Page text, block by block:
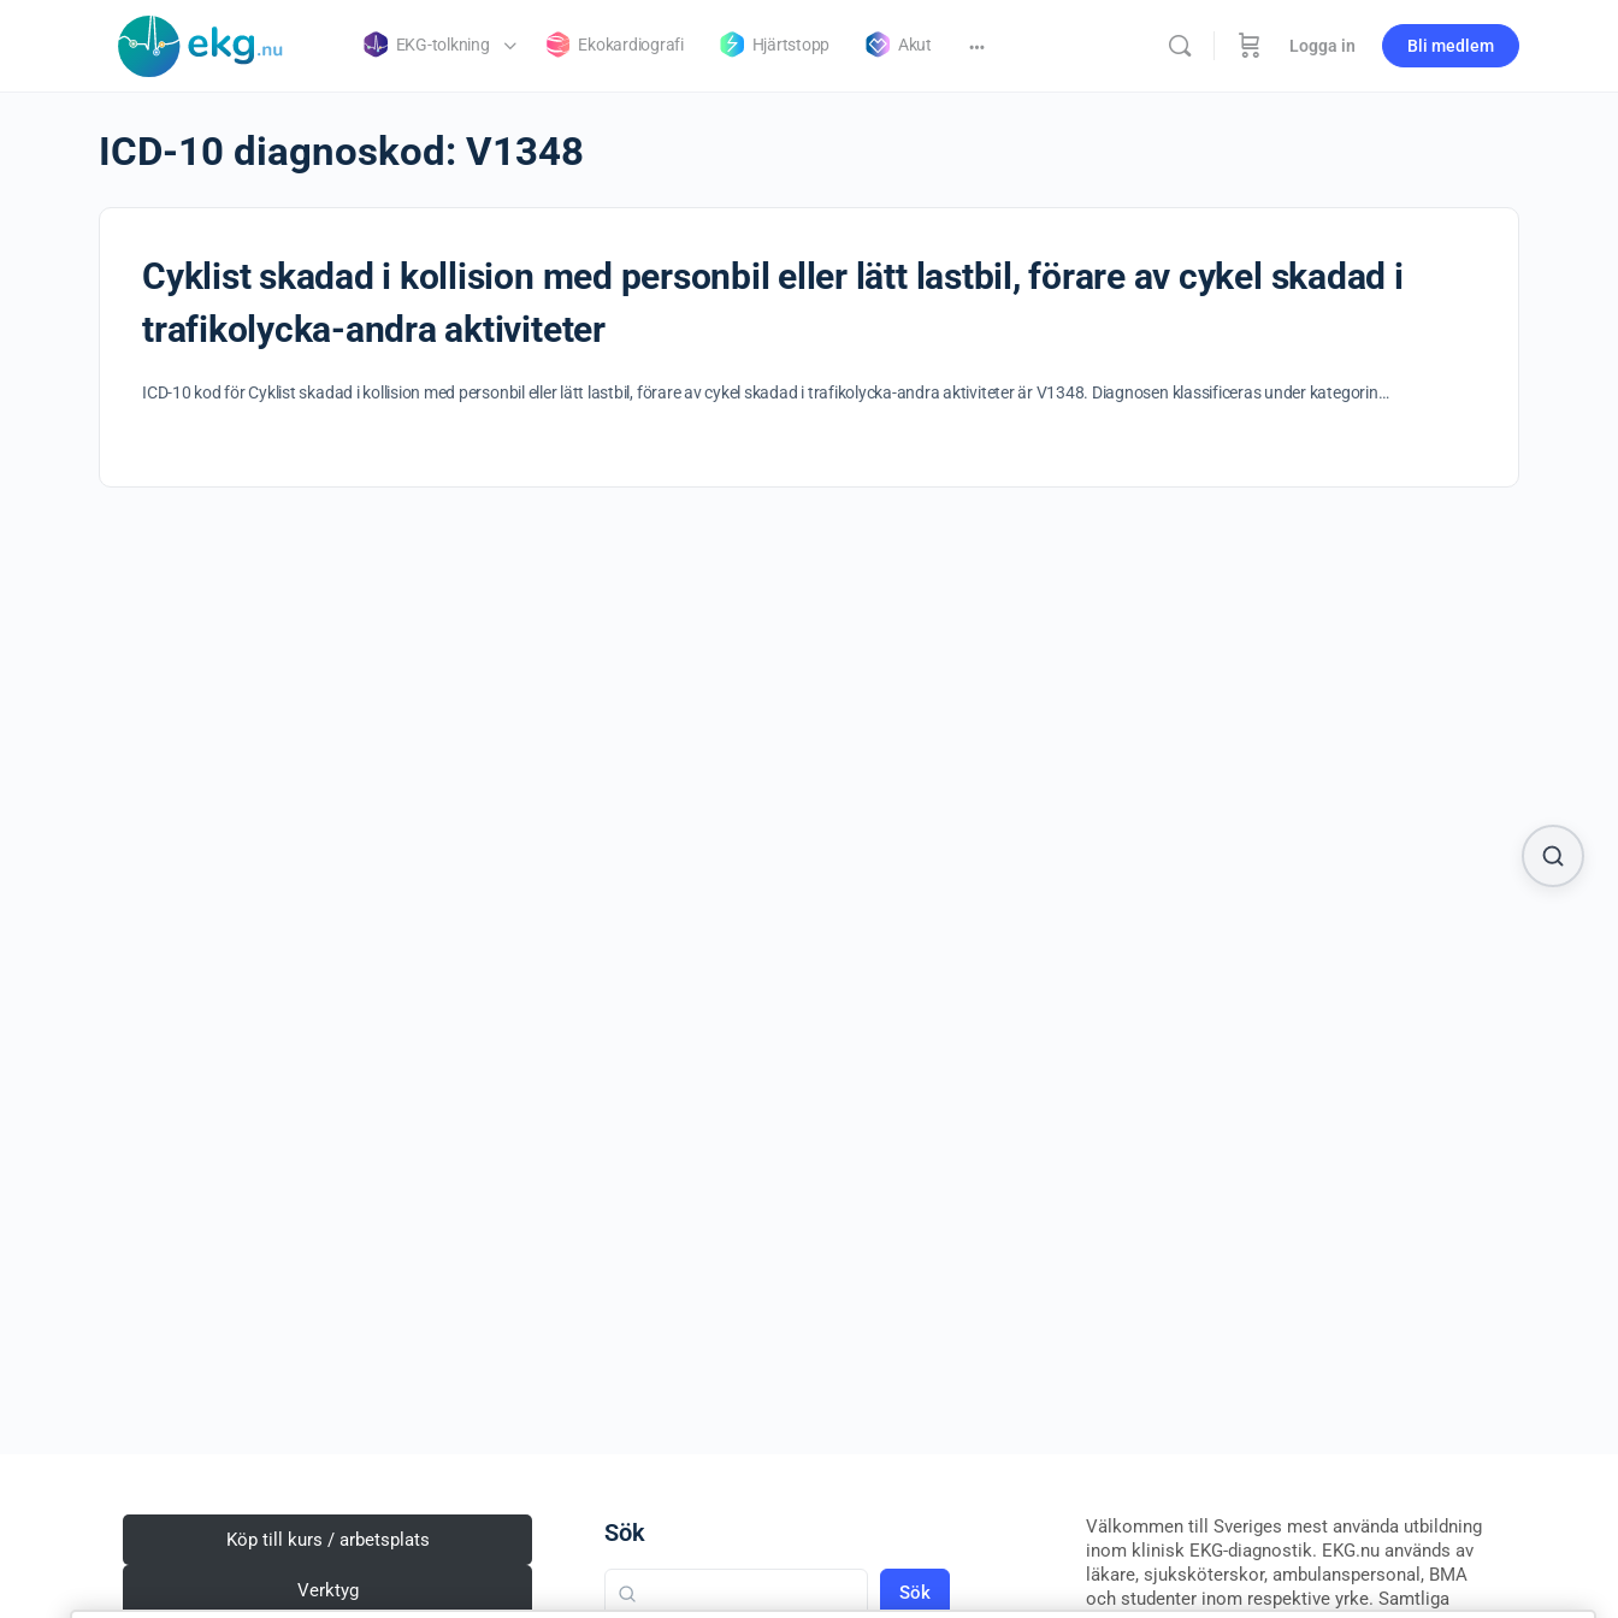
EKG-tolkning Ekokardiografi Hjärtstopp Akut Logga in Bli medlem
ICD-10 diagnoskod: V1348
Cyklist skadad i kollision med personbil eller lätt lastbil, förare av cykel skadad i
trafikolycka-andra aktiviteter
ICD-10 kod för Cyklist skadad i kollision med personbil eller lätt lastbil, förare av cykel skadad i trafikolycka-andra aktiviteter är V1348. Diagnosen klassificeras under kategorin…
Köp till kurs / arbetsplats
Verktyg
Sök
Sök
Välkommen till Sveriges mest använda utbildning
inom klinisk EKG-diagnostik. EKG.nu används av
läkare, sjuksköterskor, ambulanspersonal, BMA
och studenter inom respektive yrke. Samtliga